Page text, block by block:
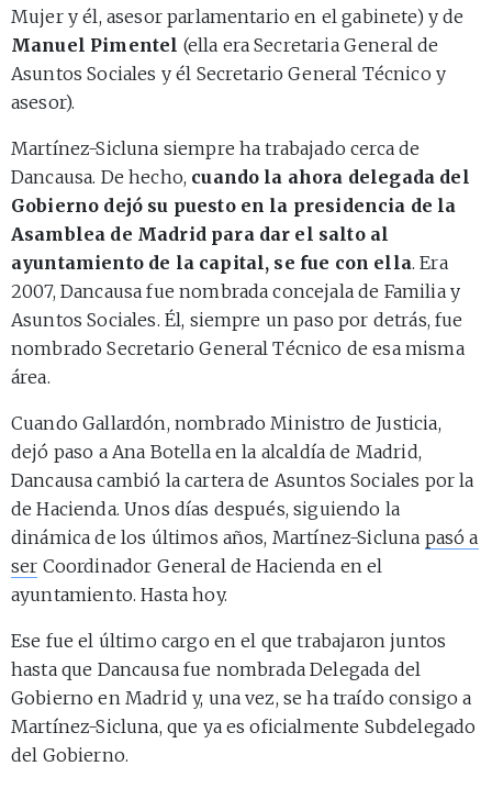
Mujer y él, asesor parlamentario en el gabinete) y de
Manuel Pimentel (ella era Secretaria General de
Asuntos Sociales y él Secretario General Técnico y
asesor).
Martínez-Sicluna siempre ha trabajado cerca de
Dancausa. De hecho, cuando la ahora delegada del
Gobierno dejó su puesto en la presidencia de la
Asamblea de Madrid para dar el salto al
ayuntamiento de la capital, se fue con ella. Era
2007, Dancausa fue nombrada concejala de Familia y
Asuntos Sociales. Él, siempre un paso por detrás, fue
nombrado Secretario General Técnico de esa misma
área.
Cuando Gallardón, nombrado Ministro de Justicia,
dejó paso a Ana Botella en la alcaldía de Madrid,
Dancausa cambió la cartera de Asuntos Sociales por la
de Hacienda. Unos días después, siguiendo la
dinámica de los últimos años, Martínez-Sicluna pasó a
ser Coordinador General de Hacienda en el
ayuntamiento. Hasta hoy.
Ese fue el último cargo en el que trabajaron juntos
hasta que Dancausa fue nombrada Delegada del
Gobierno en Madrid y, una vez, se ha traído consigo a
Martínez-Sicluna, que ya es oficialmente Subdelegado
del Gobierno.